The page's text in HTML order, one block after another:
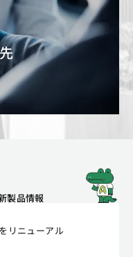
製品情報
リニューアル